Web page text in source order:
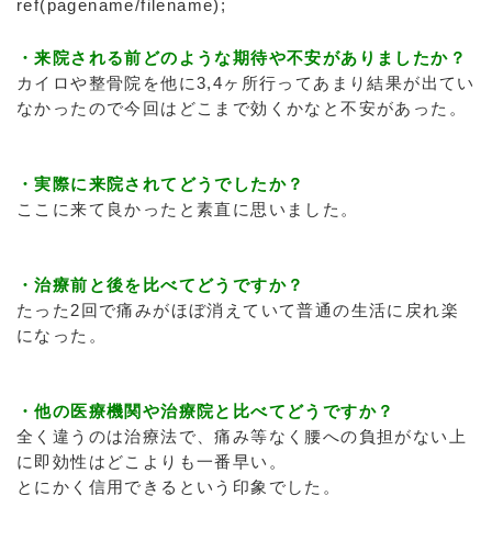
ref(pagename/filename);
・来院される前どのような期待や不安がありましたか？
カイロや整骨院を他に3,4ヶ所行ってあまり結果が出てい
なかったので今回はどこまで効くかなと不安があった。
・実際に来院されてどうでしたか？
ここに来て良かったと素直に思いました。
・治療前と後を比べてどうですか？
たった2回で痛みがほぼ消えていて普通の生活に戻れ楽
になった。
・他の医療機関や治療院と比べてどうですか？
全く違うのは治療法で、痛み等なく腰への負担がない上
に即効性はどこよりも一番早い。
とにかく信用できるという印象でした。